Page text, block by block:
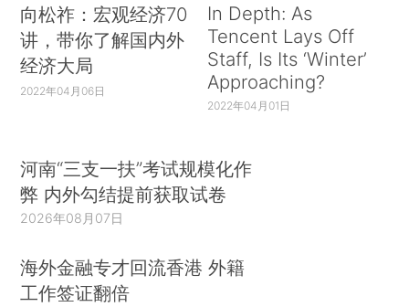
向松祚：宏观经济70
讲，带你了解国内外
经济大局
2022年04月06日
In Depth: As
Tencent Lays Off
Staff, Is Its ‘Winter’
Approaching?
2022年04月01日
河南“三支一扶”考试规模化作
弊 内外勾结提前获取试卷
2026年08月07日
海外金融专才回流香港 外籍
工作签证翻倍